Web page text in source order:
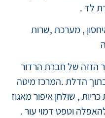
לד .
, מערכת ,שרות
הזזה של חברת הרדור
הדלת .המרכז מיטה
, שולחן איפור מאגוז
וטפט דמוי עור .